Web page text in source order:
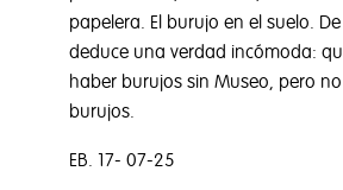
papelera. El burujo en el suelo.
deduce una verdad incómoda:
haber burujos sin Museo, pero
burujos.
EB. 17- 07-25